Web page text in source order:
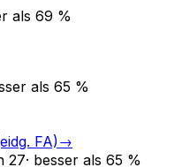
als 69 %
als 65 %
FA)→
27· besser als 65 %